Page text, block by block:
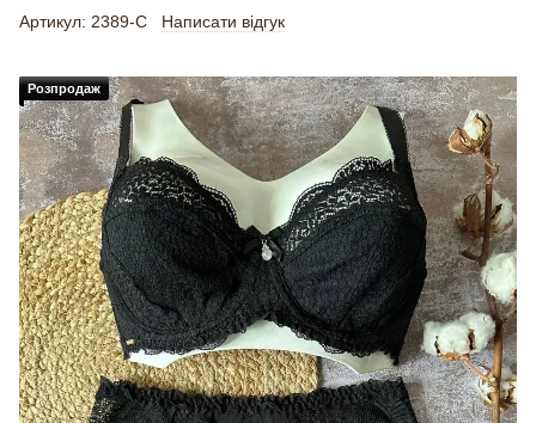
Артикул: 2389-С Написати відгук
Розпродаж